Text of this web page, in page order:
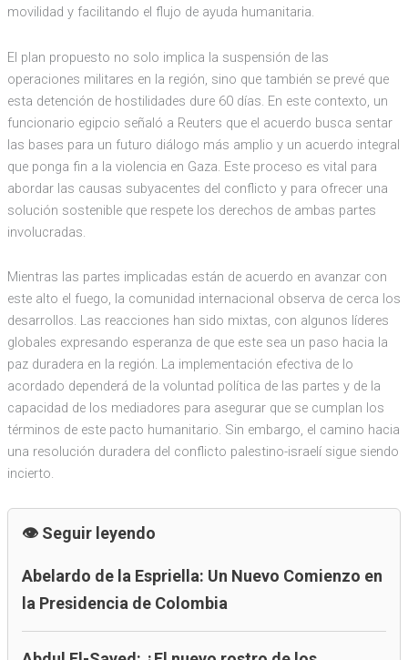
movilidad y facilitando el flujo de ayuda humanitaria.
El plan propuesto no solo implica la suspensión de las
operaciones militares en la región, sino que también se prevé que
esta detención de hostilidades dure 60 días. En este contexto, un
funcionario egipcio señaló a Reuters que el acuerdo busca sentar
las bases para un futuro diálogo más amplio y un acuerdo integral
que ponga fin a la violencia en Gaza. Este proceso es vital para
abordar las causas subyacentes del conflicto y para ofrecer una
solución sostenible que respete los derechos de ambas partes
involucradas.
Mientras las partes implicadas están de acuerdo en avanzar con
este alto el fuego, la comunidad internacional observa de cerca los
desarrollos. Las reacciones han sido mixtas, con algunos líderes
globales expresando esperanza de que este sea un paso hacia la
paz duradera en la región. La implementación efectiva de lo
acordado dependerá de la voluntad política de las partes y de la
capacidad de los mediadores para asegurar que se cumplan los
términos de este pacto humanitario. Sin embargo, el camino hacia
una resolución duradera del conflicto palestino-israelí sigue siendo
incierto.
Seguir leyendo
Abelardo de la Espriella: Un Nuevo Comienzo en
la Presidencia de Colombia